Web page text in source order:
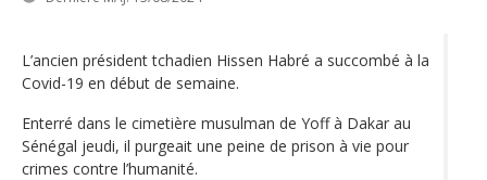
L’ancien président tchadien Hissen Habré a succombé à la
Covid-19 en début de semaine.
Enterré dans le cimetière musulman de Yoff à Dakar au
Sénégal jeudi, il purgeait une peine de prison à vie pour
crimes contre l’humanité.